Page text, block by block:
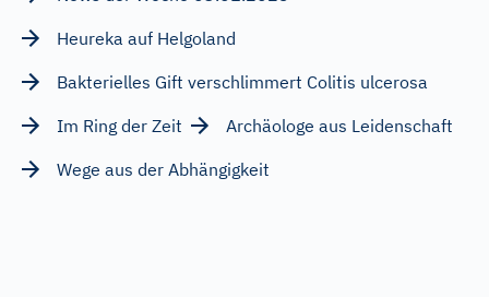
Heureka auf Helgoland
Bakterielles Gift verschlimmert Colitis ulcerosa
Im Ring der Zeit
Archäologe aus Leidenschaft
Wege aus der Abhängigkeit